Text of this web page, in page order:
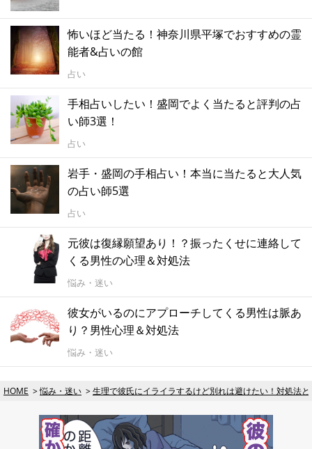
怖いほど当たる！神奈川県平塚でおすすめの霊
能者&占いの館
占い
手相占いしたい！盛岡でよく当たると評判の占
い師3選！
占い
岩手・盛岡の手相占い！本当に当たると大人気
の占い師5選
占い
元彼は復縁願望あり！？振ったくせに連絡して
くる男性の心理＆対処法
悩み・迷い
彼女がいるのにアプローチしてくる男性は脈あ
り？男性心理＆対処法
悩み・迷い
HOME 悩み・迷い 生理で彼氏にイライラするけど別れは避けたい！対処法と